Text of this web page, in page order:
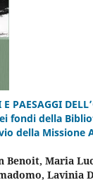
PAESAGGI
fondi della
della Missione
Benoit, Maria
Lavinia